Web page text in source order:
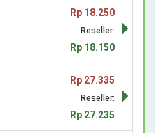
Rp 18.250
Reseller:
Rp 18.150
Rp 27.335
Reseller:
Rp 27.235